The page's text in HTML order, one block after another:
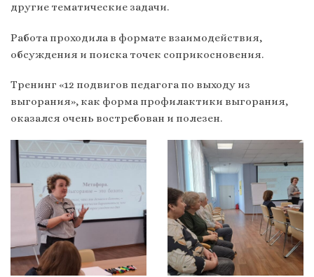
другие тематические задачи.
Работа проходила в формате взаимодействия,
обсуждения и поиска точек соприкосновения.
Тренинг «12 подвигов педагога по выходу из
выгорания», как форма профилактики выгорания,
оказался очень востребован и полезен.